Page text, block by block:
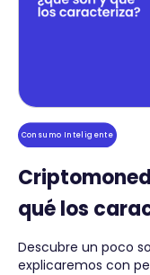
Consumo Inteligente
qué los
Descubre un poco
explicaremos con